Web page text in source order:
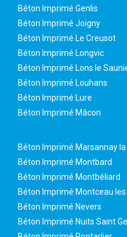
Béton Imprimé Genlis
Béton Imprimé Joigny
Béton Imprimé Le Creusot
Béton Imprimé Longvic
Béton Imprimé Lons le
Béton Imprimé Louhans
Béton Imprimé Lure
Béton Imprimé Mâcon
Béton Imprimé Marsannay la
Béton Imprimé Montbard
Béton Imprimé Montbéliard
Béton Imprimé Montceau les
Béton Imprimé Nevers
Béton Imprimé Nuits Saint